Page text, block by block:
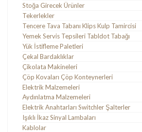
Stoğa Girecek Ürünler
Tekerlekler
Tencere Tava Tabanı Klips Kulp Tamircisi
Yemek Servis Tepsileri Tabldot Tabağı
Yük İstifleme Paletleri
Çekal Bardaklıklar
Çikolata Makineleri
Çöp Kovaları Çöp Konteynerleri
Elektrik Malzemeleri
Aydınlatma Malzemeleri
Elektrik Anahtarları Switchler Şalterler
Işıklı İkaz Sinyal Lambaları
Kablolar